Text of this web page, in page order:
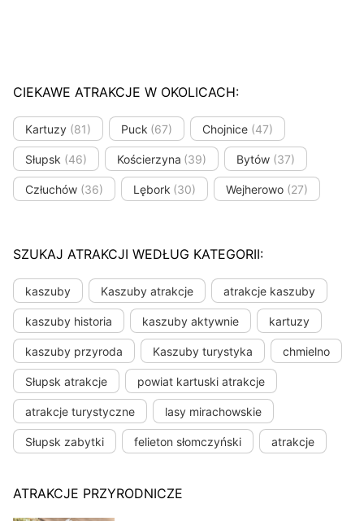
CIEKAWE ATRAKCJE W OKOLICACH:
Kartuzy (81) Puck (67) Chojnice (47)
Słupsk (46) Kościerzyna (39) Bytów (37)
Człuchów (36) Lębork (30) Wejherowo (27)
SZUKAJ ATRAKCJI WEDŁUG KATEGORII:
kaszuby Kaszuby atrakcje atrakcje kaszuby
kaszuby historia kaszuby aktywnie kartuzy
kaszuby przyroda Kaszuby turystyka chmielno
Słupsk atrakcje powiat kartuski atrakcje
atrakcje turystyczne lasy mirachowskie
Słupsk zabytki felieton słomczyński atrakcje
ATRAKCJE PRZYRODNICZE